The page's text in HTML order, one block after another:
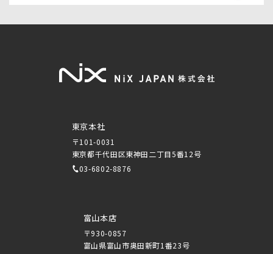
東京本社
〒101-0031
東京都千代田区東神田二丁目5番12号
03-6802-8876
富山本店
〒930-0857
富山県富山市奥田新町1番23号